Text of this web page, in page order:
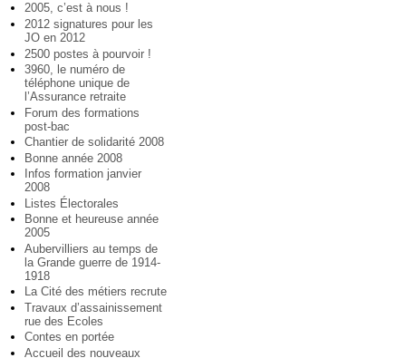
2005, c’est à nous !
2012 signatures pour les
JO en 2012
2500 postes à pourvoir !
3960, le numéro de
téléphone unique de
l’Assurance retraite
Forum des formations
post-bac
Chantier de solidarité 2008
Bonne année 2008
Infos formation janvier
2008
Listes Électorales
Bonne et heureuse année
2005
Aubervilliers au temps de
la Grande guerre de 1914-
1918
La Cité des métiers recrute
Travaux d’assainissement
rue des Ecoles
Contes en portée
Accueil des nouveaux